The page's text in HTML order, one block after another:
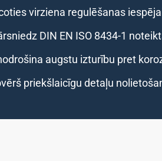
virziena regulēšanas
DIN EN ISO 8434-1
augstu izturību pret
priekšlaicīgu detaļu